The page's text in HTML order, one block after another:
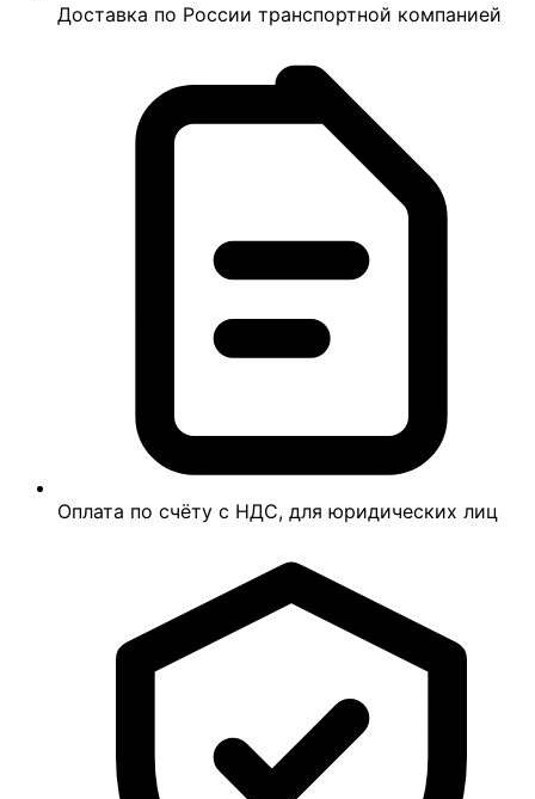
Доставка по России транспортной компанией
Оплата по счёту с НДС, для юридических лиц